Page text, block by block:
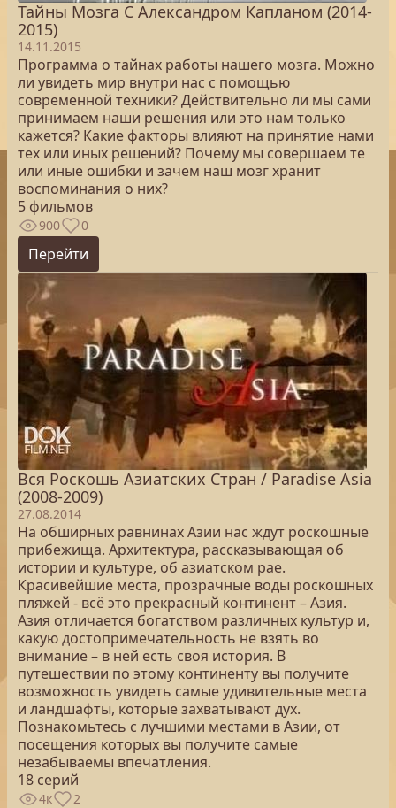
Тайны Мозга С Александром Капланом (2014-
2015)
14.11.2015
Программа о тайнах работы нашего мозга. Можно
ли увидеть мир внутри нас с помощью
современной техники? Действительно ли мы сами
принимаем наши решения или это нам только
кажется? Какие факторы влияют на принятие нами
тех или иных решений? Почему мы совершаем те
или иные ошибки и зачем наш мозг хранит
воспоминания о них?
5 фильмов
900 0
Перейти
Вся Роскошь Азиатских Стран / Paradise Asia
(2008-2009)
27.08.2014
На обширных равнинах Азии нас ждут роскошные
прибежища. Архитектура, рассказывающая об
истории и культуре, об азиатском рае.
Красивейшие места, прозрачные воды роскошных
пляжей - всё это прекрасный континент – Азия.
Азия отличается богатством различных культур и,
какую достопримечательность не взять во
внимание – в ней есть своя история. В
путешествии по этому континенту вы получите
возможность увидеть самые удивительные места
и ландшафты, которые захватывают дух.
Познакомьтесь с лучшими местами в Азии, от
посещения которых вы получите самые
незабываемы впечатления.
18 серий
4к 2